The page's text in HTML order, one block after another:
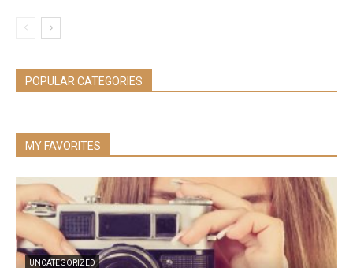
POPULAR CATEGORIES
MY FAVORITES
UNCATEGORIZED